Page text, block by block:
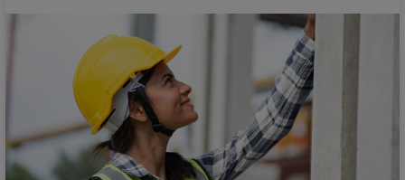
Christmas Islnd
Cocos Islands
Colombia
Comorin
Congo